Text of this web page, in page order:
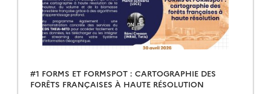
#1 FORMS ET FORMSPOT : CARTOGRAPHIE DES
FORÊTS FRANÇAISES À HAUTE RÉSOLUTION